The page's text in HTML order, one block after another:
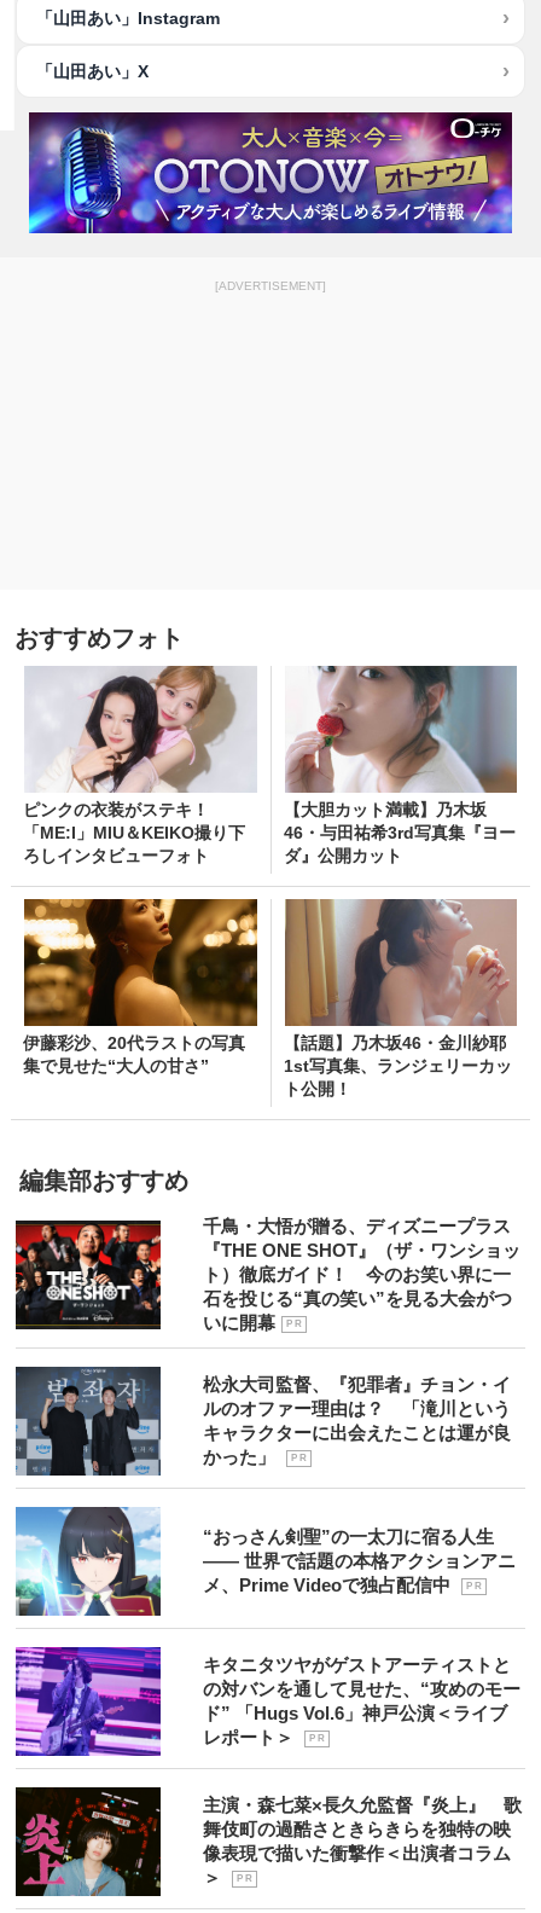
「山田あい」Instagram
「山田あい」X
[ADVERTISEMENT]
おすすめフォト
ピンクの衣装がステキ！
「ME:I」MIU＆KEIKO撮り下
ろしインタビューフォト
【大胆カット満載】乃木坂
46・与田祐希3rd写真集『ヨー
ダ』公開カット
伊藤彩沙、20代ラストの写真
集で見せた“大人の甘さ”
【話題】乃木坂46・金川紗耶
1st写真集、ランジェリーカッ
ト公開！
編集部おすすめ
千鳥・大悟が贈る、ディズニープラス
『THE ONE SHOT』（ザ・ワンショッ
ト）徹底ガイド！ 今のお笑い界に一
石を投じる“真の笑い”を見る大会がつ
いに開幕
P R
松永大司監督、『犯罪者』チョン・イ
ルのオファー理由は？ 「滝川という
キャラクターに出会えたことは運が良
かった」
P R
“おっさん剣聖”の一太刀に宿る人生
―― 世界で話題の本格アクションアニ
メ、Prime Videoで独占配信中
P R
キタニタツヤがゲストアーティストと
の対バンを通して見せた、“攻めのモー
ド” 「Hugs Vol.6」神戸公演＜ライブ
レポート＞
P R
主演・森七菜×長久允監督『炎上』 歌
舞伎町の過酷さときらきらを独特の映
像表現で描いた衝撃作＜出演者コラム
＞
P R